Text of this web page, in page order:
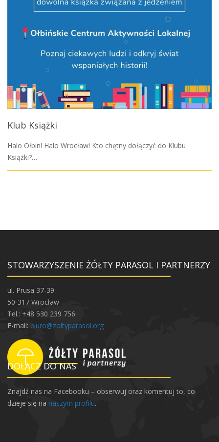
Klub Książki
Halo Ołbin! Halo Wrocław! Kto chętny dołączyć do Klubu
Książki?…
STOWARZYSZENIE ŻÓŁTY PARASOL I PARTNERZY
ul. Prusa 37-39
50-317 Wrocław
Tel.: +48 530 239 756
E-mail: biuro@zoltyparasol.org
DOŁĄCZ DO NAS
Znajdź nas na Facebooku – obserwuj oraz komentuj to, co
dzieje się na naszym profilu.